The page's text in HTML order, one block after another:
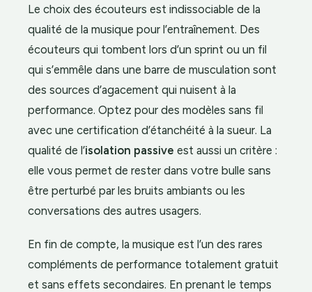
Le choix des écouteurs est indissociable de la
qualité de la musique pour l’entraînement. Des
écouteurs qui tombent lors d’un sprint ou un fil
qui s’emmêle dans une barre de musculation sont
des sources d’agacement qui nuisent à la
performance. Optez pour des modèles sans fil
avec une certification d’étanchéité à la sueur. La
qualité de l’isolation passive est aussi un critère :
elle vous permet de rester dans votre bulle sans
être perturbé par les bruits ambiants ou les
conversations des autres usagers.
En fin de compte, la musique est l’un des rares
compléments de performance totalement gratuit
et sans effets secondaires. En prenant le temps